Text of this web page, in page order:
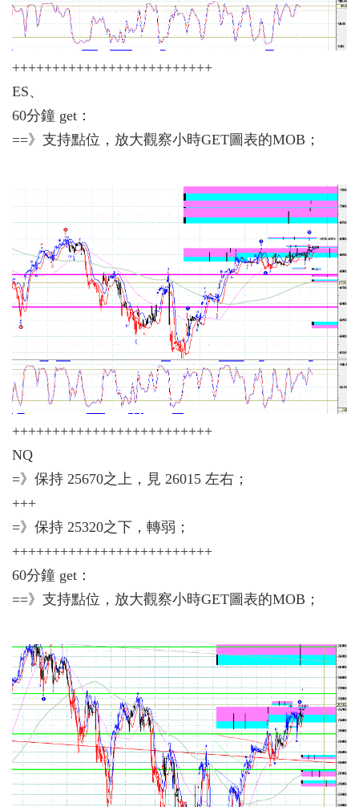
+++++++++++++++++++++++++
ES、
60分鐘 get：
==》支持點位，放大觀察小時GET圖表的MOB；
+++++++++++++++++++++++++
NQ
=》保持 25670之上，見 26015 左右；
+++
=》保持 25320之下，轉弱；
+++++++++++++++++++++++++
60分鐘 get：
==》支持點位，放大觀察小時GET圖表的MOB；